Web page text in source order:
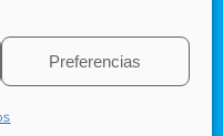
Preferencias